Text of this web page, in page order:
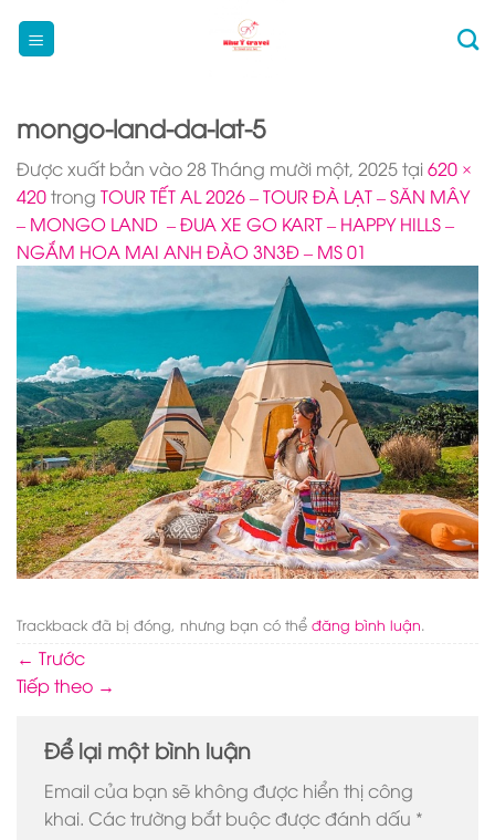
qua
mongo-land-da-lat-5
Được xuất bản vào28 Tháng mười một, 2025tại 620 ×
420trong TOUR TẾT AL 2026 – TOUR ĐÀ LẠT – SĂN MÂY
– MONGO LAND – ĐUA XE GO KART – HAPPY HILLS –
NGẮM HOA MAI ANH ĐÀO 3N3Đ – MS 01
Trackback đã bị đóng, nhưng bạn có thể đăng bình luận.
← Trước
Tiếp theo →
Để lại một bình luận
Email của bạn sẽ không được hiển thị công
khai. Các trường bắt buộc được đánh dấu *